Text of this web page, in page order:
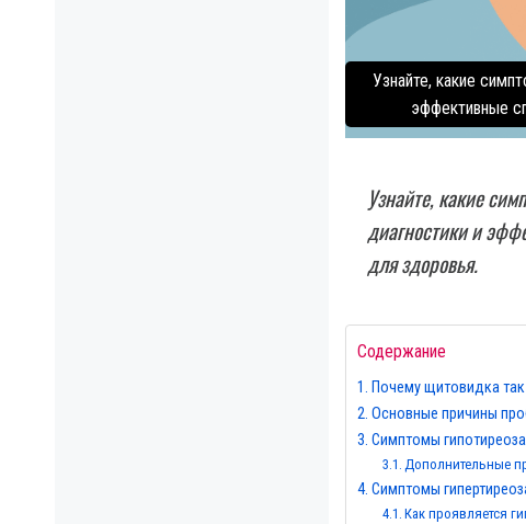
Узнайте, какие
эффективные
Узнайте, какие
диагностики и
для здоровья.
Содержание
Почему щитовидка
Основные причины
Симптомы
Дополнительные
Симптомы
Как проявляется